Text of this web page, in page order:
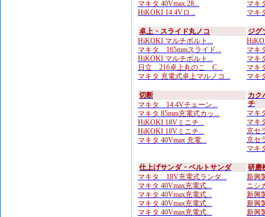
マキタ 40Vmax 28...
HiKOKI 14.4Vロ...
マキ
マキ
卓上・スライド丸ノコ
HiKOKI マルチボルト...
マキタ 165mmスライド...
HiKOKI マルチボルト...
日立 216卓上丸のこ C...
マキタ 充電式卓上マルノコ...
ジグ
マキ
マキ
マキ
マキ
切断
マキタ 14.4Vチェーン...
マキタ 85mm充電式カッ...
HiKOKI 18Vミニチ...
HiKOKI 18Vミニチ...
マキタ 40Vmax 充電...
カク
チ
マキ
マキ
京セ
京セ
マキ
仕上げサンダ・ベルトサンダ
マキタ 18V充電式ランダ...
マキタ 40Vmax充電式...
マキタ 40Vmax充電式...
マキタ 40Vmax充電式...
マキタ 40Vmax充電式...
研磨
新興
ニシ
新興
新興
新興